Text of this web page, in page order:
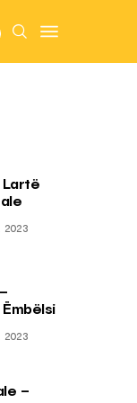
Lartë
2023
2023
–